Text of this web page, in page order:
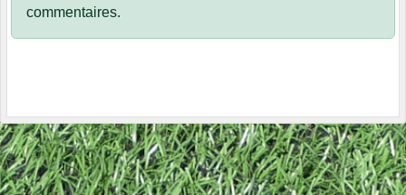
commentaires.